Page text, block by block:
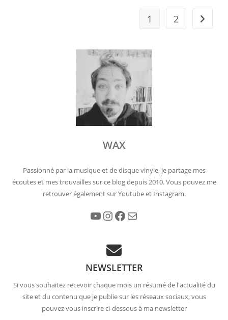
1 2 Aller à
WAX
Passionné par la musique et de disque vinyle, je partage mes
écoutes et mes trouvailles sur ce blog depuis 2010. Vous pouvez me
retrouver également sur Youtube et Instagram.
YouTube Instagram Facebook
NEWSLETTER
Si vous souhaitez recevoir chaque mois un résumé de l'actualité du
site et du contenu que je publie sur les réseaux sociaux, vous
pouvez vous inscrire ci-dessous à ma newsletter